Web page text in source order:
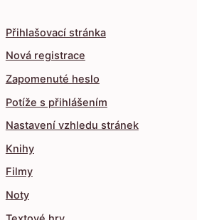
Přihlašovací stránka
Nová registrace
Zapomenuté heslo
Potíže s přihlášením
Nastavení vzhledu stránek
Knihy
Filmy
Noty